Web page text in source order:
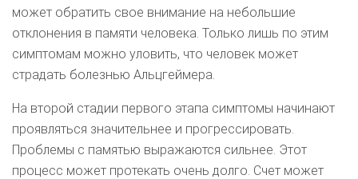
может обратить свое внимание на небольшие
отклонения в памяти человека. Только лишь по этим
симптомам можно уловить, что человек может
страдать болезнью Альцгеймера.
На второй стадии первого этапа симптомы начинают
проявляться значительнее и прогрессировать.
Проблемы с памятью выражаются сильнее. Этот
процесс может протекать очень долго. Счет может